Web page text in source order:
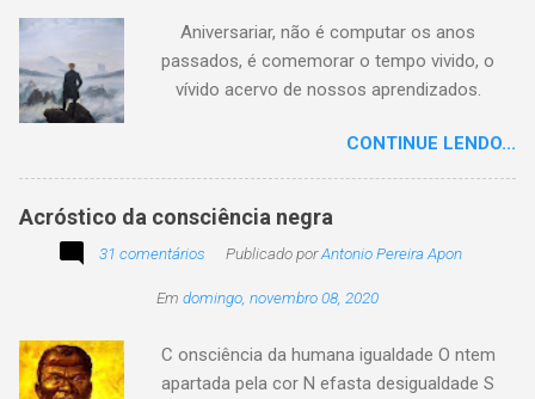
preservar a verdade histórica e literária
compartilhando o crédito correto.
Aniversariar, não é computar os anos
passados, é comemorar o tempo vivido, o
vívido acervo de nossos aprendizados.
existir. Há quem simplesmente assista o tempo
e a vida passarem. Mas, há também quem
assuma a autoria do seu viver. Tem quem
apenas passe alheio a tudo, tem quem aprenda
com o passar... Eu tenho aprendido:
CONTINUE LENDO...
Acróstico da consciência negra
31 comentários Publicado porAntonio Pereira Apon
Em domingo, novembro 08, 2020
C onsciência da humana igualdade O ntem
apartada pela cor N efasta desigualdade S